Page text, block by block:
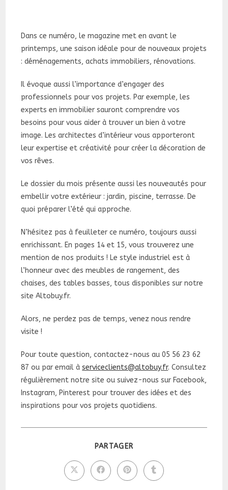
Dans ce numéro, le magazine met en avant le
printemps, une saison idéale pour de nouveaux projets
: déménagements, achats immobiliers, rénovations.
Il évoque aussi l’importance d’engager des
professionnels pour vos projets. Par exemple, les
experts en immobilier sauront comprendre vos
besoins pour vous aider à trouver un bien à votre
image. Les architectes d’intérieur vous apporteront
leur expertise et créativité pour créer la décoration de
vos rêves.
Le dossier du mois présente aussi les nouveautés pour
embellir votre extérieur : jardin, piscine, terrasse. De
quoi préparer l’été qui approche.
N’hésitez pas à feuilleter ce numéro, toujours aussi
enrichissant. En pages 14 et 15, vous trouverez une
mention de nos produits ! Le style industriel est à
l’honneur avec des meubles de rangement, des
chaises, des tables basses, tous disponibles sur notre
site Altobuy.fr.
Alors, ne perdez pas de temps, venez nous rendre
visite !
Pour toute question, contactez-nous au 05 56 23 62
87 ou par email àserviceclients@altobuy.fr. Consultez
régulièrement notre site ou suivez-nous sur Facebook,
Instagram, Pinterest pour trouver des idées et des
inspirations pour vos projets quotidiens.
PARTAGER
CONTENU
Ouvrir
dans
Ouvrir
dans
Ouvrir
dans
Ouvrir
dans